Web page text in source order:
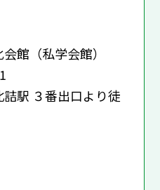
館（私学会館）
駅 ３番出口より徒